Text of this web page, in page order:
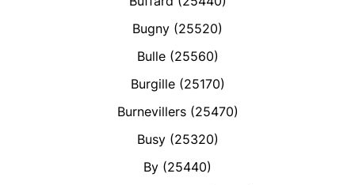
Bugny (25520)
Bulle (25560)
Burgille (25170)
Burnevillers (25470)
Busy (25320)
By (25440)